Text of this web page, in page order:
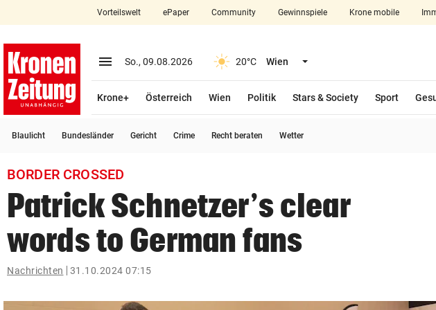
closeSchließen
account_circle Anmelden
arrow_right
bookmark
search
Suchbegriff
eingeben
Vorteilswelt ePaper Community Gewinnspiele Krone mobile
menu Menü aufklappen
So., 09.08.2026 20°C Wien Menü aufklappen
Krone+ Österreich Wien Politik Stars & Society Sport
Blaulicht Bundesländer Gericht Crime Recht beraten Wetter
BORDER CROSSED
Patrick Schnetzer’s clear
words to German fans
Nachrichten 31.10.2024 07:15